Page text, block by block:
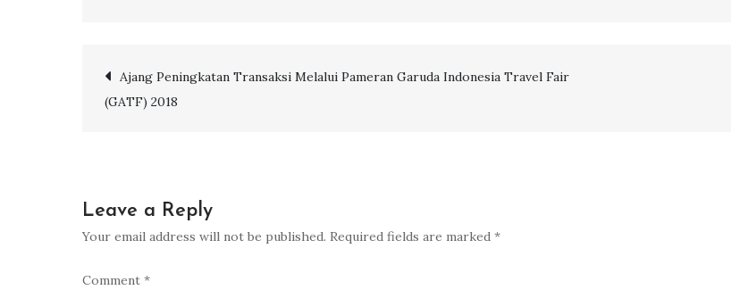
Post
Ajang Peningkatan Transaksi Melalui Pameran Garuda Indonesia Travel Fair
(GATF) 2018
Leave a Reply
Your email address will not be published. Required fields are marked *
Comment *